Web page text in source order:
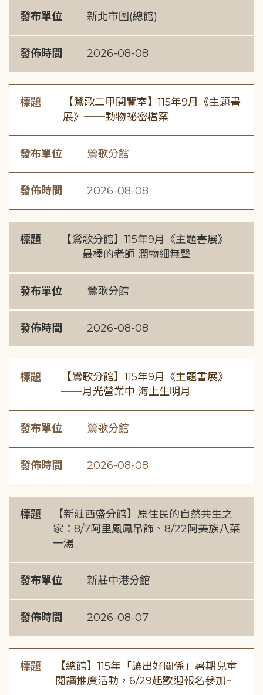
發布單位 新北市圖(總館)
發佈時間 2026-08-08
標題
【鶯歌二甲閱覽室】115年9月《主題書
展》──動物祕密檔案
發布單位 鶯歌分館
發佈時間 2026-08-08
標題
【鶯歌分館】115年9月《主題書展》
──最棒的老師 潤物細無聲
發布單位 鶯歌分館
發佈時間 2026-08-08
標題
【鶯歌分館】115年9月《主題書展》
──月光營業中 海上生明月
發布單位 鶯歌分館
發佈時間 2026-08-08
標題
【新莊西盛分館】原住民的自然共生之
家：8/7阿里鳳鳳吊飾、8/22阿美族八菜
一湯
發布單位 新莊中港分館
發佈時間 2026-08-07
標題
【總館】115年「讀出好關係」暑期兒童
閱讀推廣活動，6/29起歡迎報名參加~